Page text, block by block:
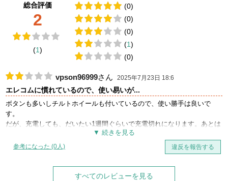
総合評価
2
(1)
(0)
(0)
(0)
(1)
(0)
vpson96999さん 2025年7月23日 18:6
エレコムに慣れているので、使い易いが...
ボタンも多いしチルトホイールも付いているので、使い勝手は良いで
す。
だが、充電しても、だいたい1週間ぐらいで充電切れになります。あとは
充電中に使用すると時々マウスが反応しなくなります。
参考になった (0人) 違反を報告する
すべてのレビューを見る